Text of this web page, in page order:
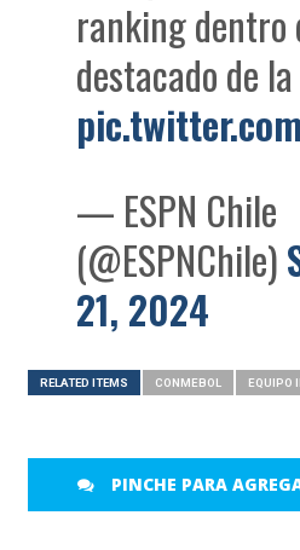
ranking dentro
destacado de
— ESPN Chile
(@ESPNChile)
21, 2024
RELATED ITEMS CONMEBOL EQUIPO
PINCHE PARA